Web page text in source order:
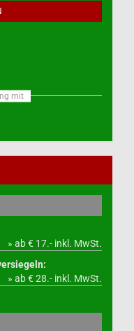
mit
» ab € 17.- inkl. MwSt.
» ab € 28.- inkl. MwSt.